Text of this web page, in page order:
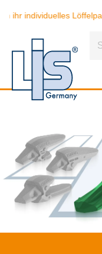
Löffelpaket